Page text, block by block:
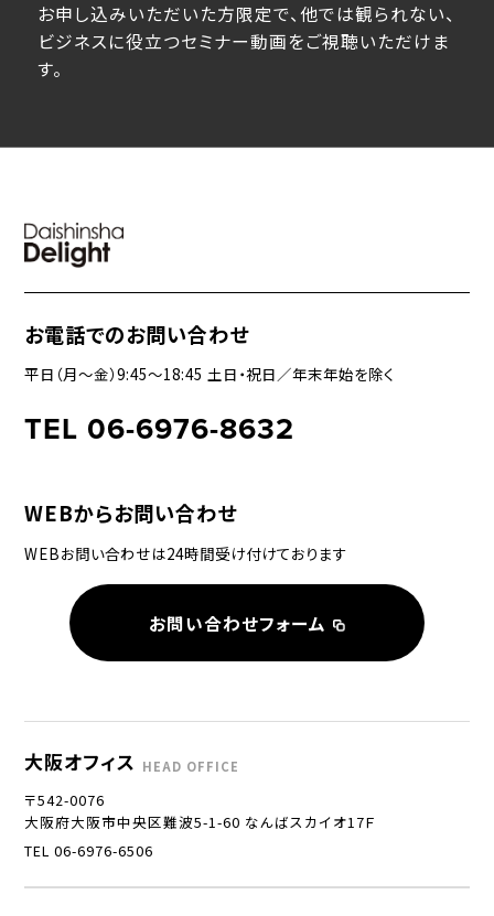
お申し込みいただいた方限定で、他では観られない、
ビジネスに役立つセミナー動画をご視聴いただけま
す。
お電話でのお問い合わせ
平日（月〜金）9:45〜18:45 土日・祝日／年末年始を除く
TEL 06-6976-8632
WEBからお問い合わせ
WEBお問い合わせは24時間受け付けております
お問い合わせフォーム
大阪オフィス HEAD OFFICE
〒542-0076
大阪府大阪市中央区難波5-1-60 なんばスカイオ17Ｆ
TEL 06-6976-6506